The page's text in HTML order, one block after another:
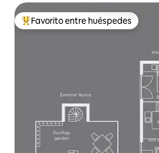
Favorito entre huéspedes preferido
Favorito entre huéspedes